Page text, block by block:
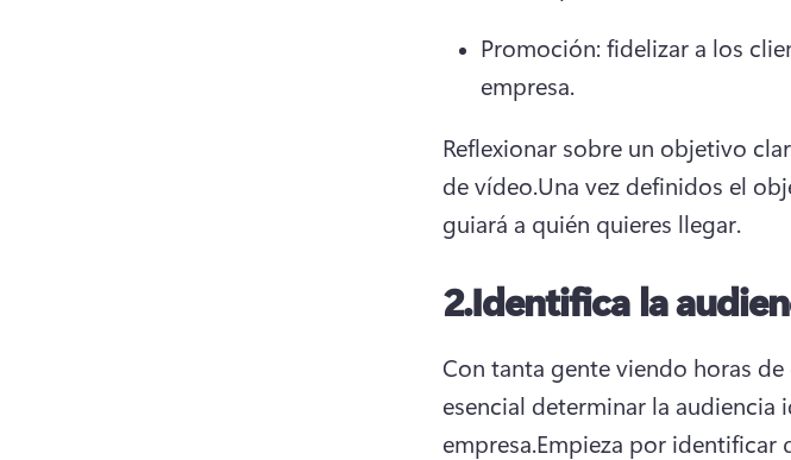
Promoción: fidelizar a los
empresa.
Reflexionar sobre un objetivo
de vídeo.Una vez definidos el
guiará a quién quieres llegar.
2.Identifica la
Con tanta gente viendo horas
esencial determinar la audiencia
empresa.Empieza por identificar